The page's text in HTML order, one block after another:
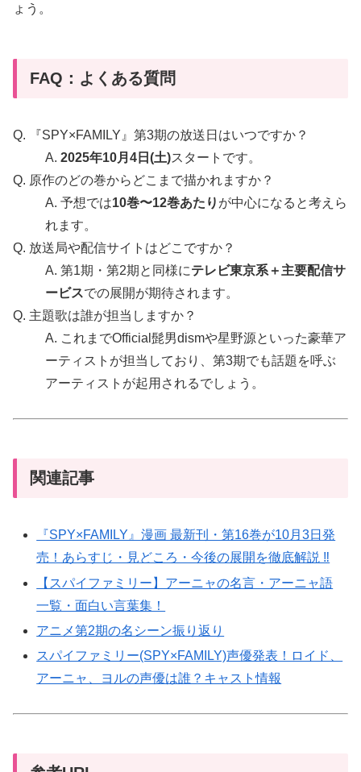
ょう。
FAQ：よくある質問
Q. 『SPY×FAMILY』第3期の放送日はいつですか？
A. 2025年10月4日(土)スタートです。
Q. 原作のどの巻からどこまで描かれますか？
A. 予想では10巻〜12巻あたり が中心になると考えら
れます。
Q. 放送局や配信サイトはどこですか？
A. 第1期・第2期と同様にテレビ東京系＋主要配信サ
ービスでの展開が期待されます。
Q. 主題歌は誰が担当しますか？
A. これまでOfficial髭男dismや星野源といった豪華ア
ーティストが担当しており、第3期でも話題を呼ぶ
アーティストが起用されるでしょう。
関連記事
『SPY×FAMILY』漫画 最新刊・第16巻が10月3日発
売！あらすじ・見どころ・今後の展開を徹底解説 ‼
【スパイファミリー】アーニャの名言・アーニャ語
一覧・面白い言葉集！
アニメ第2期の名シーン振り返り
スパイファミリー(SPY×FAMILY)声優発表！ロイド、
アーニャ、ヨルの声優は誰？キャスト情報